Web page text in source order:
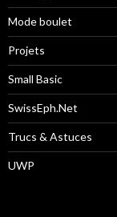
Mode boulet
Projets
Small Basic
SwissEph.Net
Trucs & Astuces
UWP